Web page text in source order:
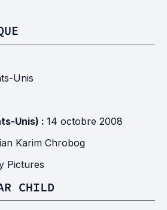
Unis
Unis) : 14 octobre 2008
Karim Chrobog
Pictures
CHILD